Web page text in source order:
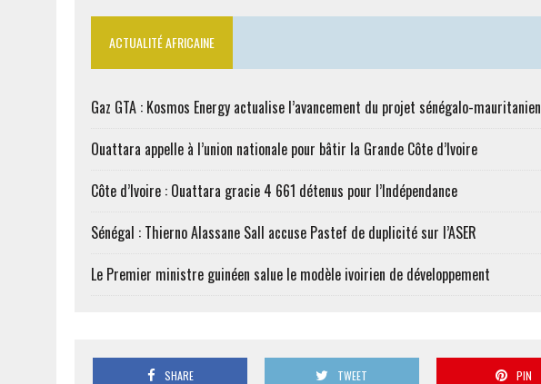
ACTUALITÉ AFRICAINE
Gaz GTA : Kosmos Energy actualise l’avancement du projet sénégalo-mauritanien
Ouattara appelle à l’union nationale pour bâtir la Grande Côte d’Ivoire
Côte d’Ivoire : Ouattara gracie 4 661 détenus pour l’Indépendance
Sénégal : Thierno Alassane Sall accuse Pastef de duplicité sur l’ASER
Le Premier ministre guinéen salue le modèle ivoirien de développement
SHARE TWEET PIN